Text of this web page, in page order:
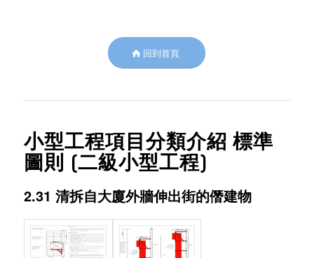
回到首頁
小型工程項目分類介紹 標準
圖則 (二級小型工程)
2.31 清拆自大廈外牆伸出街的僭建物